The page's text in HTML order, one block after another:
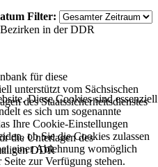
Filter:
für diese
unterstützt vom Sächsischen
des Staatssicherheitsdienstes
Diese Cookies sind essenziell
es sich um sogenannte
Ihre Cookie-Einstellungen
ob Sie die Cookies zulassen
einer Ablehnung womöglich
zur Verfügung stehen.